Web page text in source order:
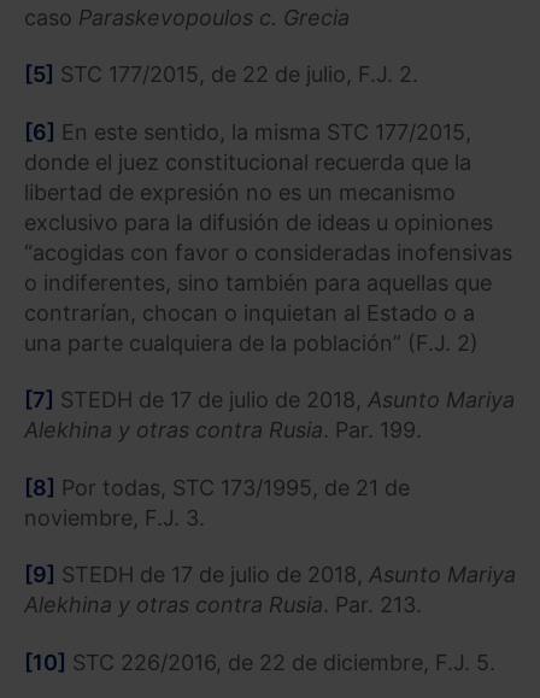
caso Paraskevopoulos c. Grecia
[5] STC 177/2015, de 22 de julio, F.J. 2.
[6] En este sentido, la misma STC 177/2015,
donde el juez constitucional recuerda que la
libertad de expresión no es un mecanismo
exclusivo para la difusión de ideas u opiniones
“acogidas con favor o consideradas inofensivas
o indiferentes, sino también para aquellas que
contrarían, chocan o inquietan al Estado o a
una parte cualquiera de la población” (F.J. 2)
[7] STEDH de 17 de julio de 2018, Asunto Mariya
Alekhina y otras contra Rusia. Par. 199.
[8] Por todas, STC 173/1995, de 21 de
noviembre, F.J. 3.
[9] STEDH de 17 de julio de 2018, Asunto Mariya
Alekhina y otras contra Rusia. Par. 213.
[10] STC 226/2016, de 22 de diciembre, F.J. 5.